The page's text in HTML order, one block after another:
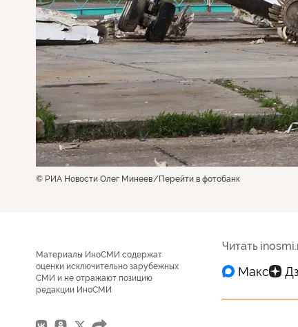
© РИА Новости Олег Минеев Перейти в фотобанк
Материалы ИноСМИ содержат
оценки исключительно зарубежных
СМИ и не отражают позицию
редакции ИноСМИ
Читать